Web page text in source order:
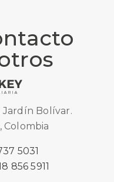
Jardín Bolívar.
Colombia
5031
856 5911